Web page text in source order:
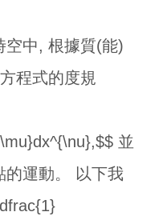
空中, 根據質(能)
程式的度規
並
的運動。 以下我